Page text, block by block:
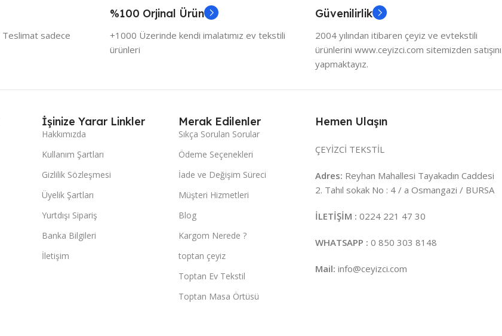
Teslimat sadece
%100 Orjinal Ürün
+1000 Üzerinde kendi imalatımız ev tekstili
ürünleri
Güvenilirlik
2004 yılından itibaren çeyiz ve evtekstili
ürünlerini www.ceyizci.com sitemizden satışını
yapmaktayız.
İşinize Yarar Linkler
Hakkımızda
Kullanım Şartları
Gizlilik Sözleşmesi
Üyelik Şartları
Yurtdışı Sipariş
Banka Bilgileri
İletişim
Merak Edilenler
Sıkça Sorulan Sorular
Ödeme Seçenekleri
İade ve Değişim Süreci
Müşteri Hizmetleri
Blog
Kargom Nerede ?
toptan çeyiz
Toptan Ev Tekstil
Toptan Masa Örtüsü
Hemen Ulaşın
ÇEYİZCİ TEKSTİL
Adres: Reyhan Mahallesi Tayakadın Caddesi
2. Tahıl sokak No : 4 / a Osmangazi / BURSA
İLETİŞİM : 0224 221 47 30
WHATSAPP : 0 850 303 8148
Mail: info@ceyizci.com